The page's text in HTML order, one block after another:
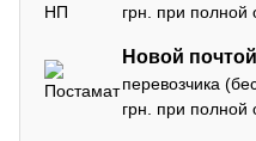
грн. при полной
Новой
перевозчика
грн. при полной